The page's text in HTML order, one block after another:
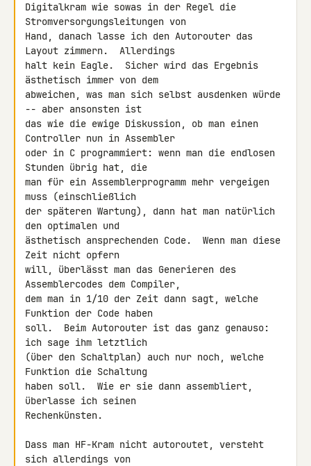
Digitalkram wie sowas in der Regel die
Stromversorgungsleitungen von
Hand, danach lasse ich den Autorouter das
Layout zimmern.  Allerdings
halt kein Eagle.  Sicher wird das Ergebnis
ästhetisch immer von dem
abweichen, was man sich selbst ausdenken würde
-- aber ansonsten ist
das wie die ewige Diskussion, ob man einen
Controller nun in Assembler
oder in C programmiert: wenn man die endlosen
Stunden übrig hat, die
man für ein Assemblerprogramm mehr vergeigen
muss (einschließlich
der späteren Wartung), dann hat man natürlich
den optimalen und
ästhetisch ansprechenden Code.  Wenn man diese
Zeit nicht opfern
will, überlässt man das Generieren des
Assemblercodes dem Compiler,
dem man in 1/10 der Zeit dann sagt, welche
Funktion der Code haben
soll.  Beim Autorouter ist das ganz genauso:
ich sage ihm letztlich
(über den Schaltplan) auch nur noch, welche
Funktion die Schaltung
haben soll.  Wie er sie dann assembliert,
überlasse ich seinen
Rechenkünsten.
Dass man HF-Kram nicht autoroutet, versteht
sich allerdings von